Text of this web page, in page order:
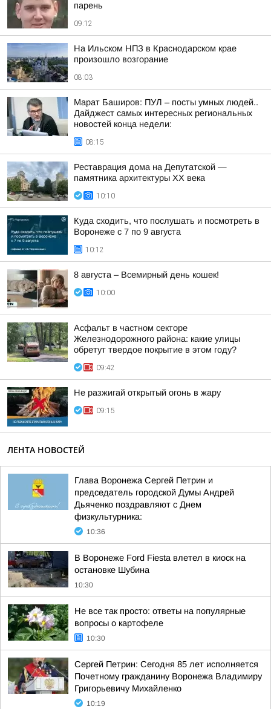
парень
09:12
На Ильском НПЗ в Краснодарском крае
произошло возгорание
08:03
Марат Баширов: ПУЛ – посты умных людей..
Дайджест самых интересных региональных
новостей конца недели:
08:15
Реставрация дома на Депутатской —
памятника архитектуры ХХ века
10:10
Куда сходить, что послушать и посмотреть в
Воронеже с 7 по 9 августа
10:12
8 августа – Всемирный день кошек!
10:00
Асфальт в частном секторе
Железнодорожного района: какие улицы
обретут твердое покрытие в этом году?
09:42
Не разжигай открытый огонь в жару
09:15
ЛЕНТА НОВОСТЕЙ
Глава Воронежа Сергей Петрин и
председатель городской Думы Андрей
Дьяченко поздравляют с Днем
физкультурника:
10:36
В Воронеже Ford Fiesta влетел в киоск на
остановке Шубина
10:30
Не все так просто: ответы на популярные
вопросы о картофеле
10:30
Сергей Петрин: Сегодня 85 лет исполняется
Почетному гражданину Воронежа Владимиру
Григорьевичу Михайленко
10:19